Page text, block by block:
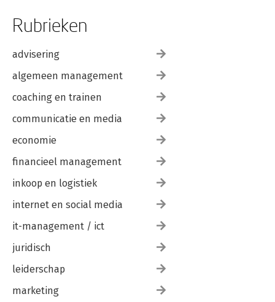
Rubrieken
advisering
algemeen management
coaching en trainen
communicatie en media
economie
financieel management
inkoop en logistiek
internet en social media
it-management / ict
juridisch
leiderschap
marketing